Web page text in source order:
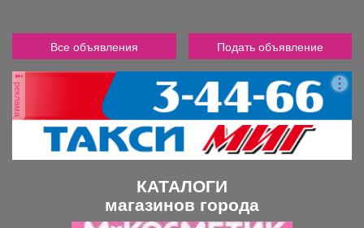
Все объявления Подать объявление
реклама
КАТАЛОГИ
магазинов города